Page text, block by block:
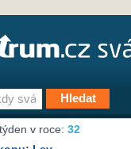
v roce:32